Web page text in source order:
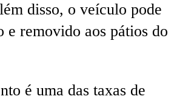
disso, o veículo pode
e removido aos pátios do
é uma das taxas de